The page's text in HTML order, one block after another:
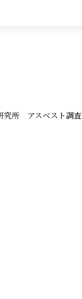
究所 アスベスト調査